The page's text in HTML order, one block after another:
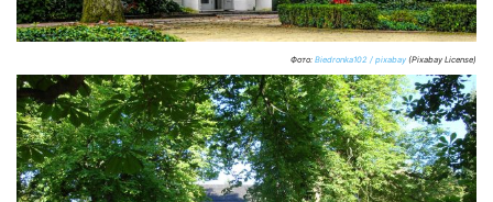
Фото: Biedronka102 / pixabay (Pixabay License)